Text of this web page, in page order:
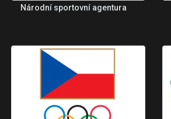
Národní sportovní agentura